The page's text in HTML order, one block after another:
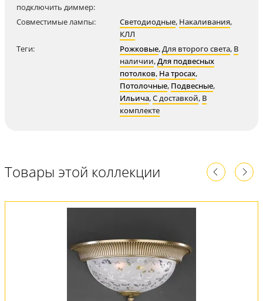
подключить диммер:
Совместимые лампы:
Светодиодные, Накаливания,
КЛЛ
Теги:
Рожковые,Для второго света, В
наличии,Для подвесных
потолков, На тросах,
Потолочные, Подвесные,
Ильича,С доставкой, В
комплекте
Товары этой коллекции